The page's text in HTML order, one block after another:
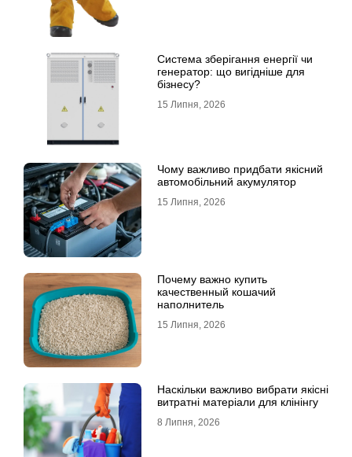
Система зберігання енергії чи
генератор: що вигідніше для
бізнесу?
15 Липня, 2026
Чому важливо придбати якісний
автомобільний акумулятор
15 Липня, 2026
Почему важно купить
качественный кошачий
наполнитель
15 Липня, 2026
Наскільки важливо вибрати якісні
витратні матеріали для клінінгу
8 Липня, 2026